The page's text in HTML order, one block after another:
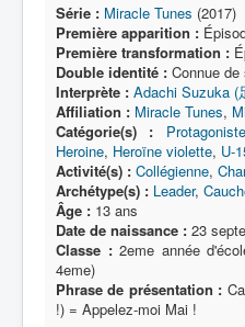
Personnage
Transformation
Équipement
Mecha
Objet
Lieu
Épisode
Référence
Série : Miracle Tunes (2017)
Première apparition :
Première transformation :
Double identité : Connue
Interprète : Adachi Suzuka (
Affiliation : Miracle Tunes,
Catégorie(s) :
Protagoniste
Heroine, Heroïne violette, U-
Activité(s) : Collégienne,
Archétype(s) : Leader,
Âge : 13 ans
Date de naissance : 23
Classe :2eme année
4eme)
Phrase de présentation :
!) = Appelez-moi Mai !